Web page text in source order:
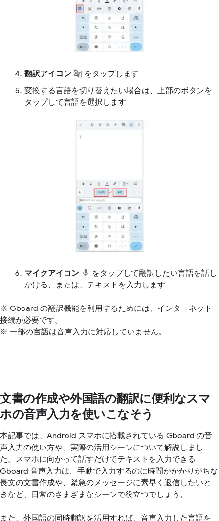
翻訳アイコン
をタップします
変換する言語を切り替えたい場合は、上部のボタンを
タップして言語を選択します
マイクアイコン
をタップして翻訳したい言語を話し
かける、または、テキストを入力します
※ Gboard の翻訳機能を利用するためには、インターネット
接続が必要です。
※ 一部の言語は音声入力に対応していません。
文書の作成や外国語の翻訳に便利なスマ
ホの音声入力を使いこなそう
本記事では、Android スマホに搭載されている Gboard の音
声入力の使い方や、実際の活用シーンについて解説しまし
た。スマホに向かって話すだけでテキストを入力できる
Gboard 音声入力は、手動で入力するのに時間がかかりがちな
長文の文書作成や、緊急のメッセージに素早く返信したいと
きなど、日常のさまざまなシーンで役立つでしょう。
また、外国語の同時翻訳を活用すれば、音声入力した言語を